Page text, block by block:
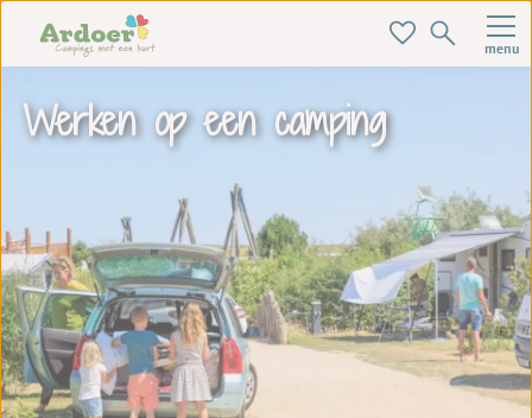
menu
Werken op een camping